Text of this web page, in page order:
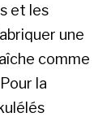
et les
une
comme
la